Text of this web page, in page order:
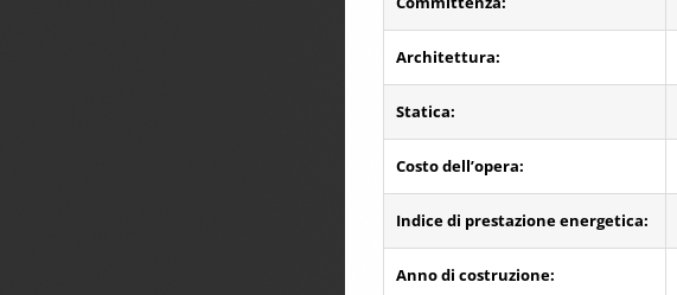
Architettura:
Statica:
Costo dell’opera:
Indice di prestazione energetica:
Anno di costruzione: